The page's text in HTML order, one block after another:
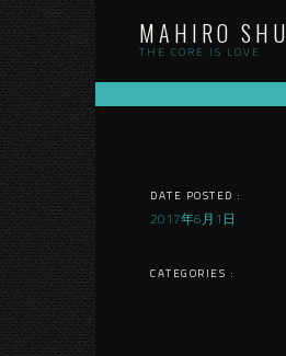
Skip
to
content
MAHIRO SHU
THE CORE IS LOVE
DATE POSTED :
2017年6月1日
CATEGORIES :